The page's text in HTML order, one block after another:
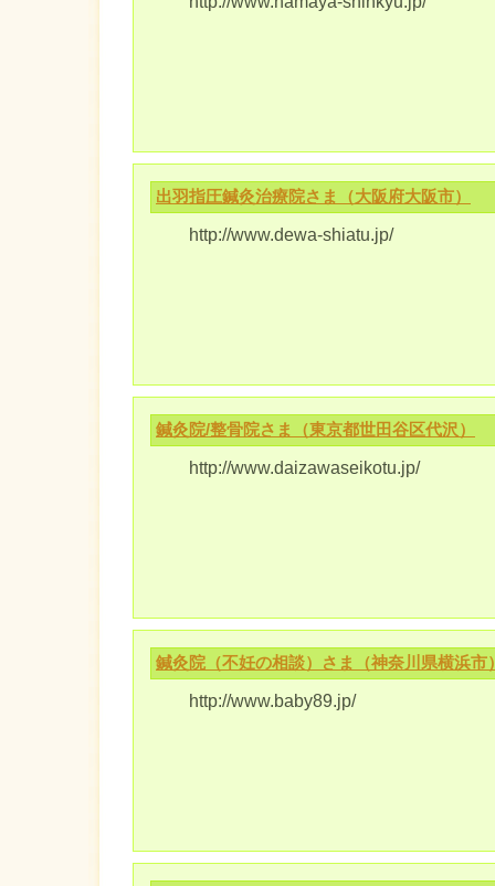
出羽指圧鍼灸治療院さま（大阪府大阪市）
http://www.dewa-shiatu.jp/
鍼灸院/整骨院さま（東京都世田谷区代沢）
http://www.daizawaseikotu.jp/
鍼灸院（不妊の相談）さま（神奈川県横浜市
http://www.baby89.jp/